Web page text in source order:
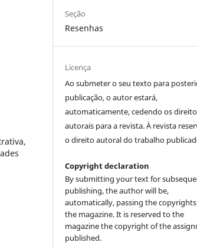
Seção
Resenhas
Licença
Ao submeter o seu texto para
publicação, o autor estará,
automaticamente, cedendo os
autorais para a revista. À revista
o direito autoral do trabalho
Copyright declaration
By submitting your text for
publishing, the author will be,
automatically, passing the
the magazine. It is reserved to the
magazine the copyright of the
published.